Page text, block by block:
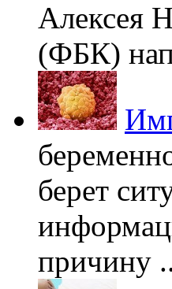
Алексея
(ФБК)
берет
причину